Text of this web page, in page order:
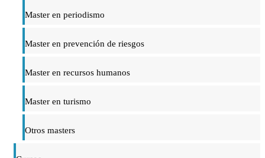
Master en periodismo
Master en prevención de riesgos
Master en recursos humanos
Master en turismo
Otros masters